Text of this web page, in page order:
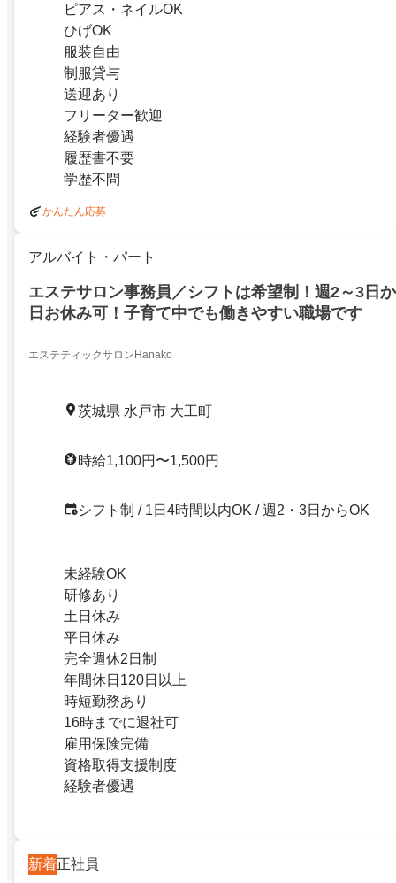
ピアス・ネイルOK
ひげOK
服装自由
制服貸与
送迎あり
フリーター歓迎
経験者優遇
履歴書不要
学歴不問
かんたん応募
アルバイト・パート
エステサロン事務員／シフトは希望制！週2～3日
日お休み可！子育て中でも働きやすい職場です
エステティックサロンHanako
茨城県 水戸市 大工町
時給1,100円〜1,500円
シフト制 / 1日4時間以内OK / 週2・3日からOK
未経験OK
研修あり
土日休み
平日休み
完全週休2日制
年間休日120日以上
時短勤務あり
16時までに退社可
雇用保険完備
資格取得支援制度
経験者優遇
新着正社員